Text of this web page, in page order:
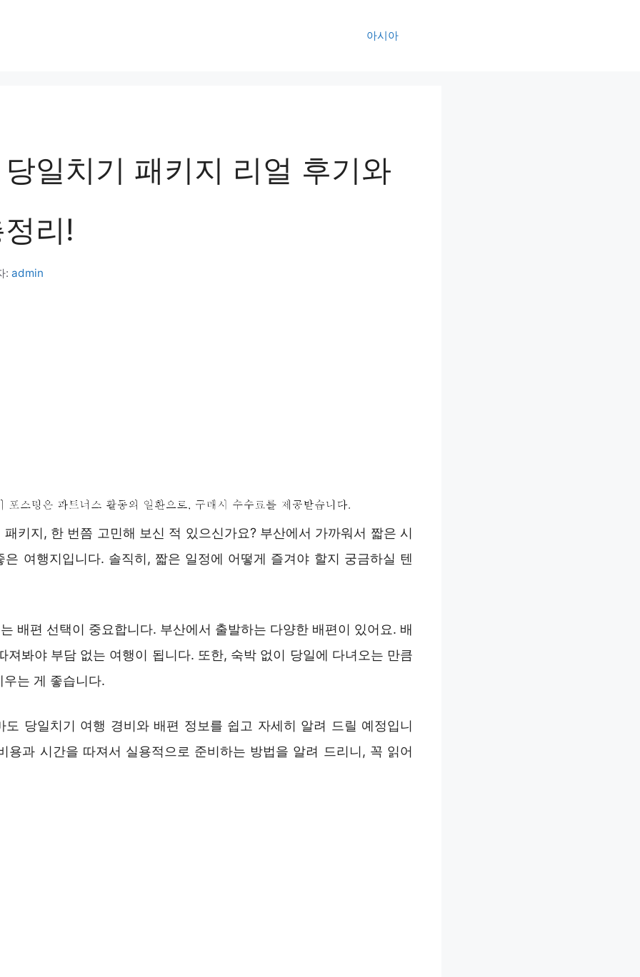
아시아
일치기 패키지 리얼 후기와
리!
: admin
키지, 한 번쯤 고민해 보신 적 있으신가요? 부산에서 가까워서 짧은 시
은 여행지입니다. 솔직히, 짧은 일정에 어떻게 즐겨야 할지 궁금하실 텐
배편 선택이 중요합니다. 부산에서 출발하는 다양한 배편이 있어요. 배
져봐야 부담 없는 여행이 됩니다. 또한, 숙박 없이 당일에 다녀오는 만큼
는 게 좋습니다.
도 당일치기 여행 경비와 배편 정보를 쉽고 자세히 알려 드릴 예정입니
용과 시간을 따져서 실용적으로 준비하는 방법을 알려 드리니, 꼭 읽어